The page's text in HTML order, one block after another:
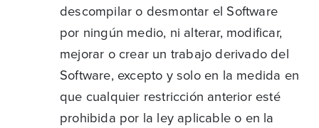
descompilar o desmontar el Software
por ningún medio, ni alterar, modificar,
mejorar o crear un trabajo derivado del
Software, excepto y solo en la medida en
que cualquier restricción anterior esté
prohibida por la ley aplicable o en la